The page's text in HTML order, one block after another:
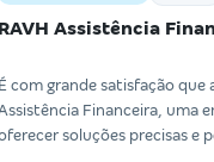
RAVH Assistência
É com grande satisfação que
Financeira, uma
soluções precisas e